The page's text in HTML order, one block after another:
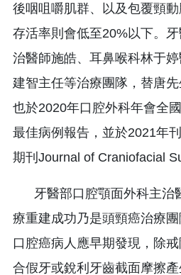
後咽咀嚼肌群、以及包覆頸動
存活率則會低至20%以下。
治醫師施皓、耳鼻喉科林于
建智主任等治療團隊，替唐先
也於2020年口腔外科年會全
最佳病例報告，並於2021年
期刊Journal of Craniofacial
牙醫部口腔顎面外科主治
療重建成功乃是頭頸癌治療團
口腔癌病人應早期發現，除
合假牙或銳利牙齒截面摩擦